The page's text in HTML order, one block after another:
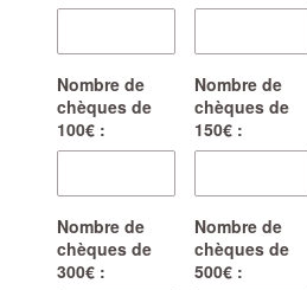
Nombre de
chèques de
100€ :
Nombre de
chèques de
150€ :
Nombre de
chèques de
300€ :
Nombre de
chèques de
500€ :